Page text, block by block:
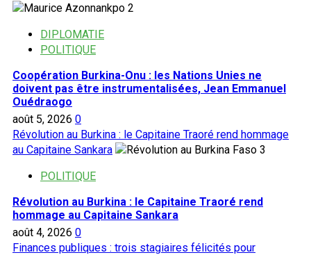
2
DIPLOMATIE
POLITIQUE
Coopération Burkina-Onu : les Nations Unies ne
doivent pas être instrumentalisées, Jean Emmanuel
Ouédraogo
août 5, 2026 0
Révolution au Burkina : le Capitaine Traoré rend hommage
au Capitaine Sankara
3
POLITIQUE
Révolution au Burkina : le Capitaine Traoré rend
hommage au Capitaine Sankara
août 4, 2026 0
Finances publiques : trois stagiaires félicités pour